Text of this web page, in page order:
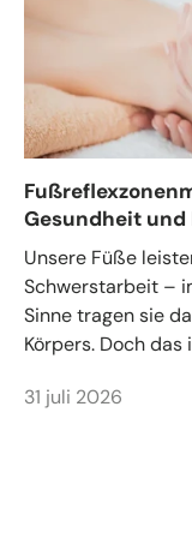
Gesundheit und
Unsere Füße
Schwerstarbeit –
Sinne tragen sie
Körpers. Doch das
31 juli 2026